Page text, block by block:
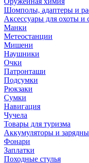
Шомполы, адаптеры и
Аксессуары для охоты и
Манки
Метеостанции
Мишени
Наушники
Очки
Патронташи
Подсумки
Рюкзаки
Сумки
Навигация
Чучела
Товары для туризма
Аккумуляторы и
Фонари
Заплатки
Походные стулья